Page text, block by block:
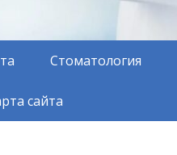
Стоматология
сайта